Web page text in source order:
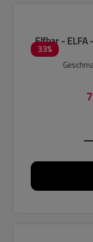
33%
Elfbar - ELFA